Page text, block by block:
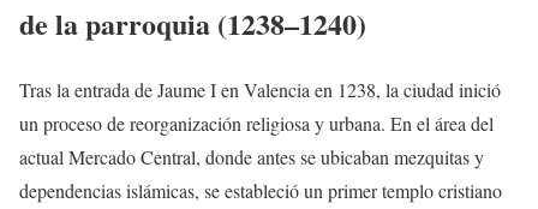
de la parroquia (1238–1240)
Tras la entrada de Jaume I en Valencia en 1238, la ciudad inició
un proceso de reorganización religiosa y urbana. En el área del
actual Mercado Central, donde antes se ubicaban mezquitas y
dependencias islámicas, se estableció un primer templo cristiano